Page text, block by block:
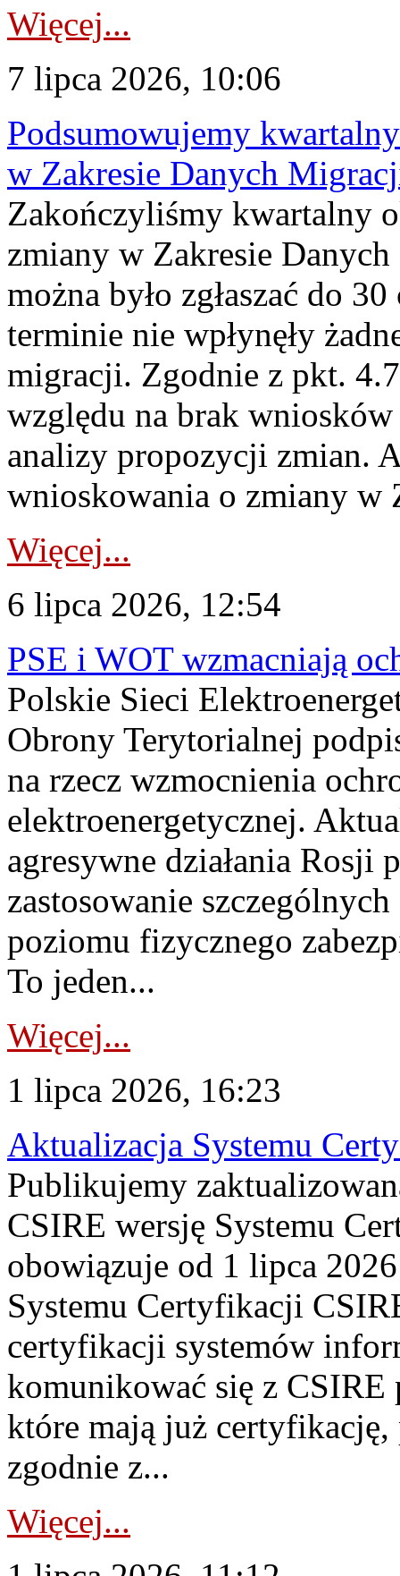
Więcej...
7 lipca 2026, 10:06
Podsumowujemy
w Zakresie Danych
Zakończyliśmy kwartalny
zmiany w Zakresie
można było zgłaszać do
terminie nie wpłynęły
migracji. Zgodnie z pkt.
względu na brak
analizy propozycji zmian.
wnioskowania o zmiany w
Więcej...
6 lipca 2026, 12:54
PSE i WOT wzmacniają
Polskie Sieci
Obrony Terytorialnej
na rzecz wzmocnienia
elektroenergetycznej.
agresywne działania Rosji
zastosowanie
poziomu fizycznego
To jeden...
Więcej...
1 lipca 2026, 16:23
Aktualizacja Systemu
Publikujemy
CSIRE wersję Systemu
obowiązuje od 1 lipca
Systemu Certyfikacji
certyfikacji systemów
komunikować się z
które mają już
zgodnie z...
Więcej...